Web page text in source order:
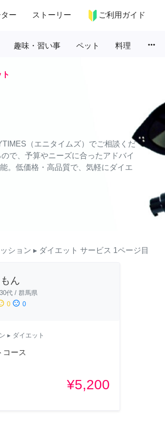
ー ストーリー ご利用ガイド
趣味・習い事 ペット 料理 more_horiz
（エニタイムズ）でご相談くだ
で、予算やニーズに合ったアドバイ
。低価格・高品質で、気軽にダイエ
ション ▸ ダイエット サービス 1ページ目
ん
30代 / 群馬県
0 sentiment_dissatisfied 0
▸ ダイエット
コース
¥5,200